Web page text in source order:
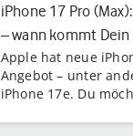
iPhone 17 Pro
– wann kommt
…
Apple hat neue
Angebot – unter
iPhone 17e. Du